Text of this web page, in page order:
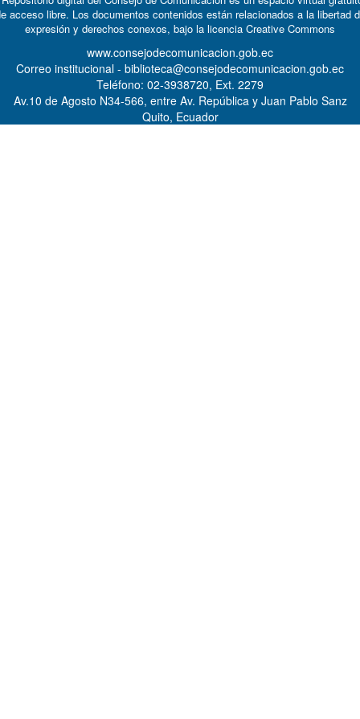
acceso libre. Los documentos contenidos están relacionados a la libertad
expresión y derechos conexos, bajo la licencia Creative Commons
www.consejodecomunicacion.gob.ec
Correo institucional - biblioteca@consejodecomunicacion.gob.ec
Teléfono: 02-3938720, Ext. 2279
Av.10 de Agosto N34-566, entre Av. República y Juan Pablo Sanz
Quito, Ecuador